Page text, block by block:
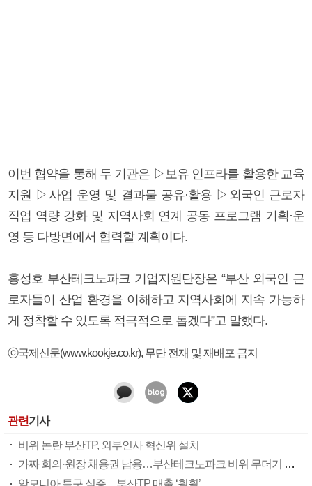
이번 협약을 통해 두 기관은 ▷보유 인프라를 활용한 교육
지원 ▷사업 운영 및 결과물 공유·활용 ▷외국인 근로자
직업 역량 강화 및 지역사회 연계 공동 프로그램 기획·운
영 등 다방면에서 협력할 계획이다.
홍성호 부산테크노파크 기업지원단장은 “부산 외국인 근
로자들이 산업 환경을 이해하고 지역사회에 지속 가능하
게 정착할 수 있도록 적극적으로 돕겠다”고 말했다.
ⓒ국제신문(www.kookje.co.kr), 무단 전재 및 재배포 금지
관련기사
비위 논란 부산TP, 외부인사 혁신위 설치
가짜 회의·원장 채용권 남용…부산테크노파크 비위 무더기 적발